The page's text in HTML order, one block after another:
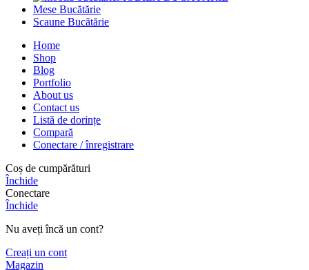
Mese Bucătărie
Scaune Bucătărie
Home
Shop
Blog
Portfolio
About us
Contact us
Listă de dorințe
Compară
Conectare / înregistrare
Coș de cumpărături
Închide
Conectare
Închide
Nu aveți încă un cont?
Creați un cont
Magazin